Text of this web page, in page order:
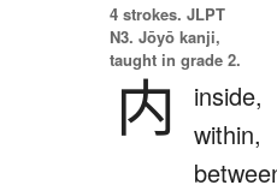
4 strokes. JLPT
N3. Jōyō kanji,
taught in grade 2.
内
inside,
within,